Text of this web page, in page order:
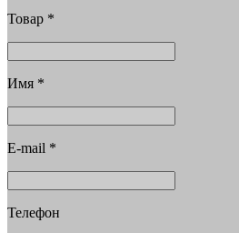
Товар *
Имя *
E-mail *
Телефон